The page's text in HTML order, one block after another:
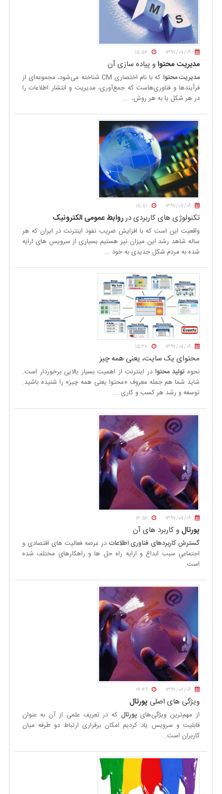
۱۳۹۷/۰۷/۰۹ ۱۵:۵۴
مدیریت محتواو پیاده سازی آن
مدیریت محتوا که با نام اختصاری CM شناخته می‌شود،
مجموعه‌ای از
فرآیندها و فناوری‌هاست که جمع‌آوری، مدیریت و انتشار اطلاعات را
در هر شکل یا به هر روش، ...
۱۳۹۷/۰۷/۰۹ ۱۵:۵۱
تکنولوژی های کاربردی درروابط عمومی الکترونیک
واقعیت این است که با افزایش ضریب نفوذ اینترنت در ایران که هر
ساله شاهد رشد این میزان نیز هستیم بسیاری از سرویس های ارایه
شده به مردم شکل جدیدی به خود ...
۱۳۹۷/۰۷/۰۹ ۱۵:۲۷
محتوای یک سایت، یعنی همه چیز
نحوه تولید محتوا در اینترنت از اهمیت بسیار بالایی برخوردار است.
شاید شما هم جمله معروف «محتوا یعنی همه چیز» را شنیده باشید.
توسعه و رشد هر کسب و کاری ...
۱۳۹۷/۰۷/۰۹ ۱۴:۵۲
پورتال و کاربرد های آن
گسترش کاربردهای فناوری اطلاعات در عرصه فعالیت های اقتصادی و
اجتماعی سبب ابداع و ارایه راه حل ها و راهکارهای مختلف شده
است.
۱۳۹۷/۰۷/۰۹ ۱۴:۴۹
ویژگی های اصلی پورتال
از مهم‌ترین ویژگی‌های پورتال که در تعریف علمی از آن به عنوان
قابلیت و سرویس یاد کردیم امکان بر‌قراری ارتباط دو طرفه میان
کاربران است.